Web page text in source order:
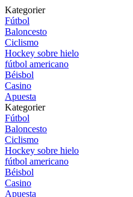
Kategorier
Fútbol
Baloncesto
Ciclismo
Hockey sobre hielo
fútbol americano
Béisbol
Casino
Apuesta
Kategorier
Fútbol
Baloncesto
Ciclismo
Hockey sobre hielo
fútbol americano
Béisbol
Casino
Apuesta